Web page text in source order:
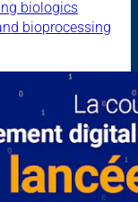
biologics
bioprocessing